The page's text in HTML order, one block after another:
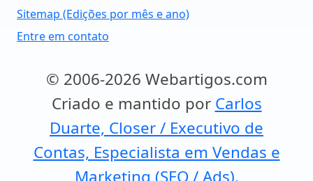
Sitemap (Edições por mês e ano)
Entre em contato
© 2006-2026 Webartigos.com
Criado e mantido por Carlos
Duarte, Closer / Executivo de
Contas, Especialista em Vendas e
Marketing (SEO / Ads).